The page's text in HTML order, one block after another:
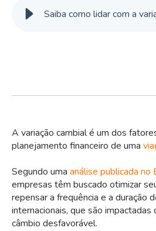
A variação cambial é um dos
planejamento financeiro de uma
Segundo uma análise publicada no
empresas têm buscado otimizar
repensar a frequência e a duração
internacionais, que são
câmbio desfavorável.